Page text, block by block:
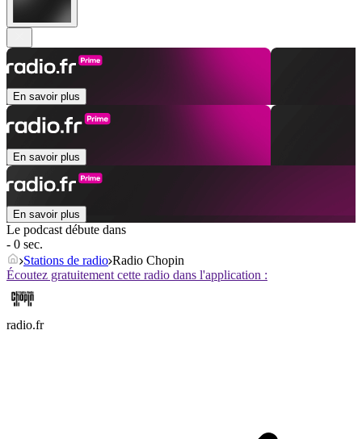
En savoir plus
En savoir plus
En savoir plus
Le podcast débute dans
- 0 sec.
Stations de radio Radio Chopin
Écoutez gratuitement cette radio dans l'application :
radio.fr